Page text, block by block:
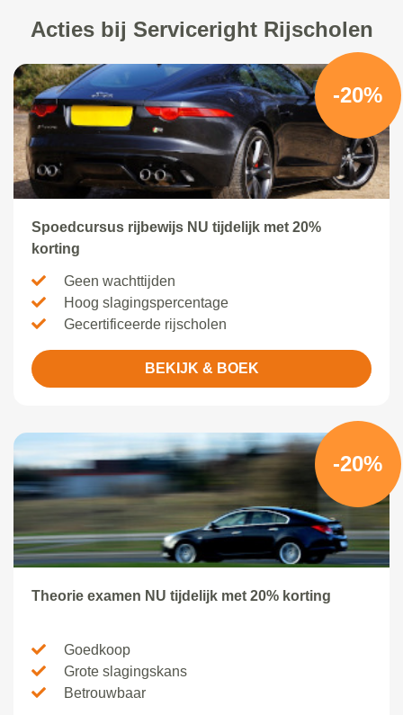
Acties bij Serviceright Rijscholen
-20%
Spoedcursus rijbewijs NU tijdelijk met 20%
korting
Geen wachttijden
Hoog slagingspercentage
Gecertificeerde rijscholen
BEKIJK & BOEK
-20%
Theorie examen NU tijdelijk met 20% korting
Goedkoop
Grote slagingskans
Betrouwbaar